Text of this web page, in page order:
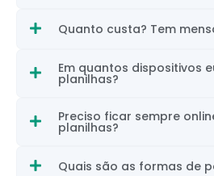
Quanto custa? Tem
Em quantos dispositivos
planilhas?
Preciso ficar sempre
planilhas?
Quais são as formas de